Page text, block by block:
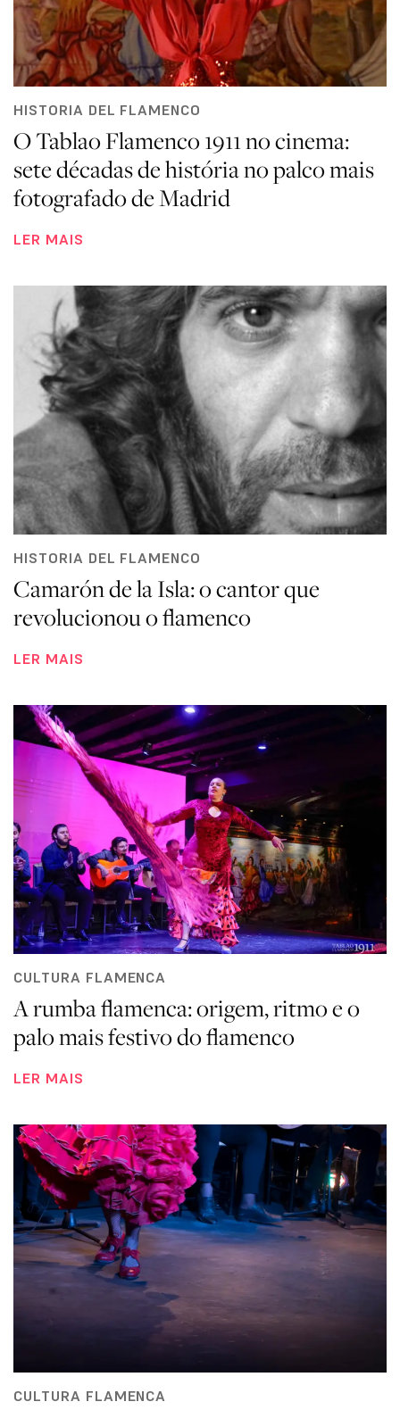
HISTORIA DEL FLAMENCO
O Tablao Flamenco 1911 no cinema:
sete décadas de história no palco mais
fotografado de Madrid
LER MAIS
HISTORIA DEL FLAMENCO
Camarón de la Isla: o cantor que
revolucionou o flamenco
LER MAIS
CULTURA FLAMENCA
A rumba flamenca: origem, ritmo e o
palo mais festivo do flamenco
LER MAIS
CULTURA FLAMENCA